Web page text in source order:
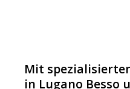
Mit
in Lugano Besso